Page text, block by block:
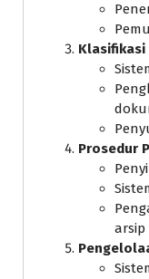
Klasifikasi
Prosedur
arsip